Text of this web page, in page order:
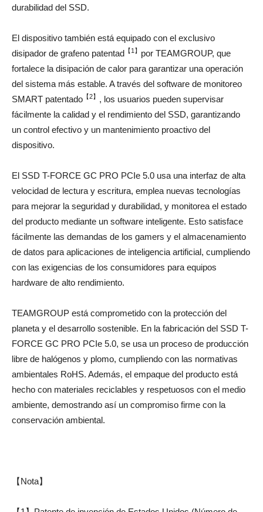
durabilidad del SSD.
El dispositivo también está equipado con el exclusivo
disipador de grafeno patentad 【1 】 por TEAMGROUP, que
fortalece la disipación de calor para garantizar una operación
del sistema más estable. A través del software de monitoreo
SMART patentado 【2】 , los usuarios pueden supervisar
fácilmente la calidad y el rendimiento del SSD, garantizando
un control efectivo y un mantenimiento proactivo del
dispositivo.
El SSD T-FORCE GC PRO PCIe 5.0 usa una interfaz de alta
velocidad de lectura y escritura, emplea nuevas tecnologías
para mejorar la seguridad y durabilidad, y monitorea el estado
del producto mediante un software inteligente. Esto satisface
fácilmente las demandas de los gamers y el almacenamiento
de datos para aplicaciones de inteligencia artificial, cumpliendo
con las exigencias de los consumidores para equipos
hardware de alto rendimiento.
TEAMGROUP está comprometido con la protección del
planeta y el desarrollo sostenible. En la fabricación del SSD T-
FORCE GC PRO PCIe 5.0, se usa un proceso de producción
libre de halógenos y plomo, cumpliendo con las normativas
ambientales RoHS. Además, el empaque del producto está
hecho con materiales reciclables y respetuosos con el medio
ambiente, demostrando así un compromiso firme con la
conservación ambiental.
【Nota】